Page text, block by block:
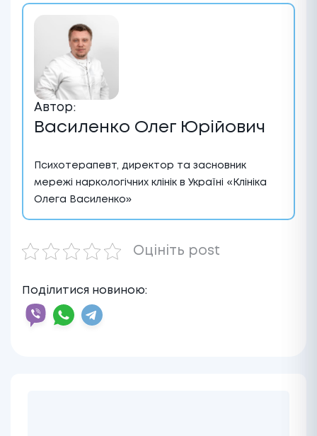
Автор:
Василенко Олег Юрійович
Психотерапевт, директор та засновник
мережі наркологічних клінік в Україні «Клініка
Олега Василенко»
Оцініть post
Поділитися новиною: